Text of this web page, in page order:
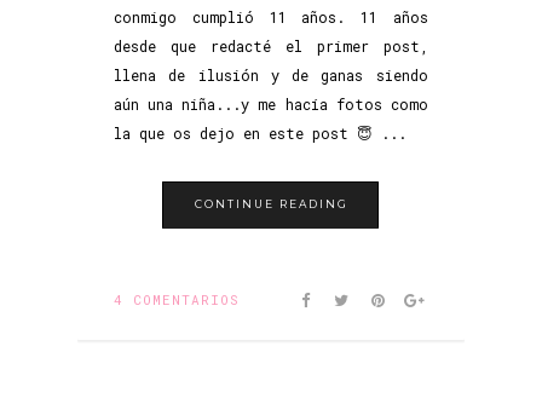
conmigo cumplió 11 años. 11 años
desde que redacté el primer post,
llena de ilusión y de ganas siendo
aún una niña...y me hacía fotos como
la que os dejo en este post 😇 ...
CONTINUE READING
4 COMENTARIOS